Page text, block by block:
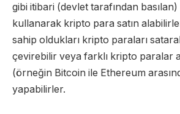
gibi itibari (devlet tarafından basılan)
kullanarak kripto para satın
sahip oldukları kripto paraları
çevirebilir veya farklı kripto paralar
(örneğin Bitcoin ile Ethereum
yapabilirler.